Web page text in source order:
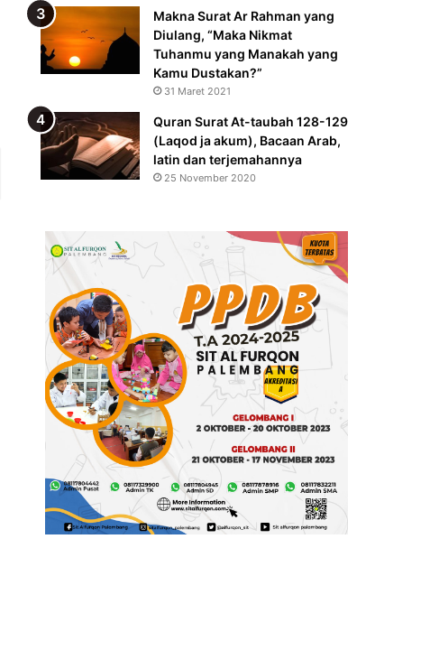
Makna Surat Ar Rahman yang
Diulang, “Maka Nikmat
Tuhanmu yang Manakah yang
Kamu Dustakan?”
31 Maret 2021
Quran Surat At-taubah 128-129
(Laqod ja akum), Bacaan Arab,
latin dan terjemahannya
25 November 2020